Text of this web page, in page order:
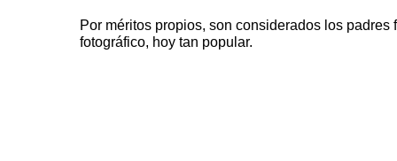
Por méritos propios, son considerados los padres
fotográfico, hoy tan popular.